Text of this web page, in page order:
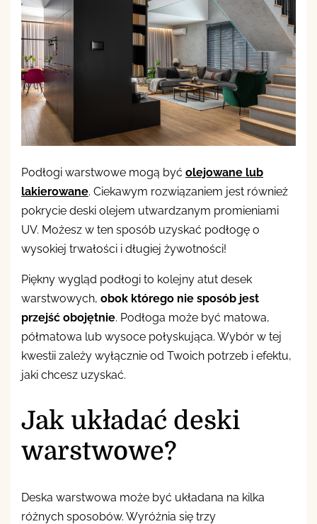
Podłogi warstwowe mogą być olejowane lub
lakierowane. Ciekawym rozwiązaniem jest również
pokrycie deski olejem utwardzanym promieniami
UV. Możesz w ten sposób uzyskać podłogę o
wysokiej trwałości i długiej żywotności!
Piękny wygląd podłogi to kolejny atut desek
warstwowych, obok którego nie sposób jest
przejść obojętnie. Podłoga może być matowa,
półmatowa lub wysoce połyskująca. Wybór w tej
kwestii zależy wyłącznie od Twoich potrzeb i efektu,
jaki chcesz uzyskać.
Jak układać deski
warstwowe?
Deska warstwowa może być układana na kilka
różnych sposobów. Wyróżnia się trzy